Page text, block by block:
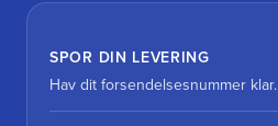
SPOR DIN LEVERING
Hav dit forsendelsesnummer klar.